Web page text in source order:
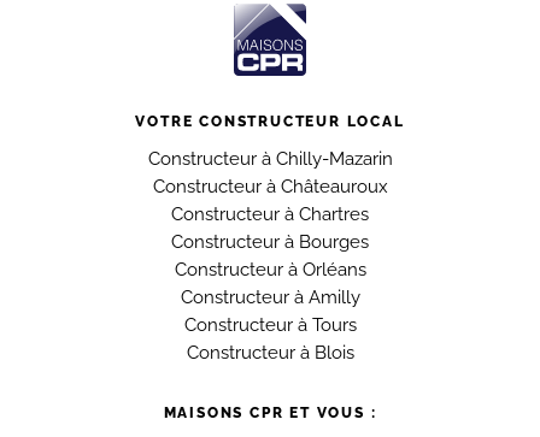
VOTRE CONSTRUCTEUR LOCAL
Constructeur à Chilly-Mazarin
Constructeur à Châteauroux
Constructeur à Chartres
Constructeur à Bourges
Constructeur à Orléans
Constructeur à Amilly
Constructeur à Tours
Constructeur à Blois
MAISONS CPR ET VOUS :